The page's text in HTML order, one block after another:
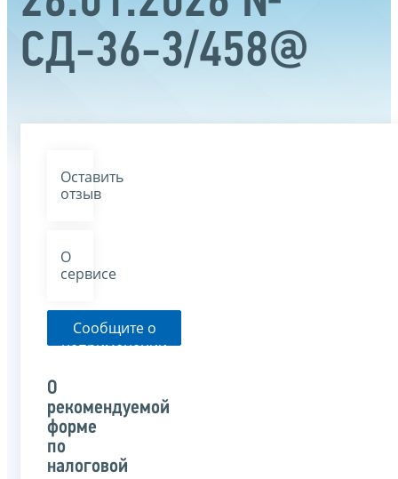
СД-36-3/458@
Оставить
отзыв
О
сервисе
Сообщите о
неприменении
указанного
письма
О
рекомендуемой
форме
по
налоговой